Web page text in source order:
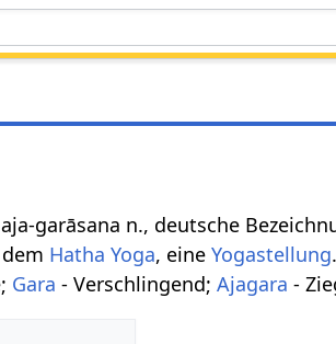
garāsana n., deutsche
Hatha Yoga, eineYogastellung
Gara - Verschlingend;Ajagara -